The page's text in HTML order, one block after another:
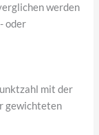
werden
oder
mit der
gewichteten